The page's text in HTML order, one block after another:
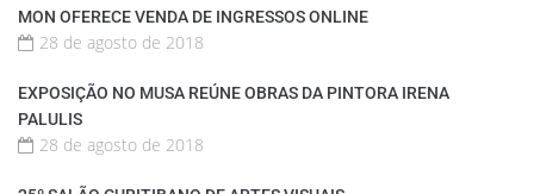
MON OFERECE VENDA DE INGRESSOS ONLINE
28 de agosto de 2018
EXPOSIÇÃO NO MUSA REÚNE OBRAS DA PINTORA IRENA
PALULIS
28 de agosto de 2018